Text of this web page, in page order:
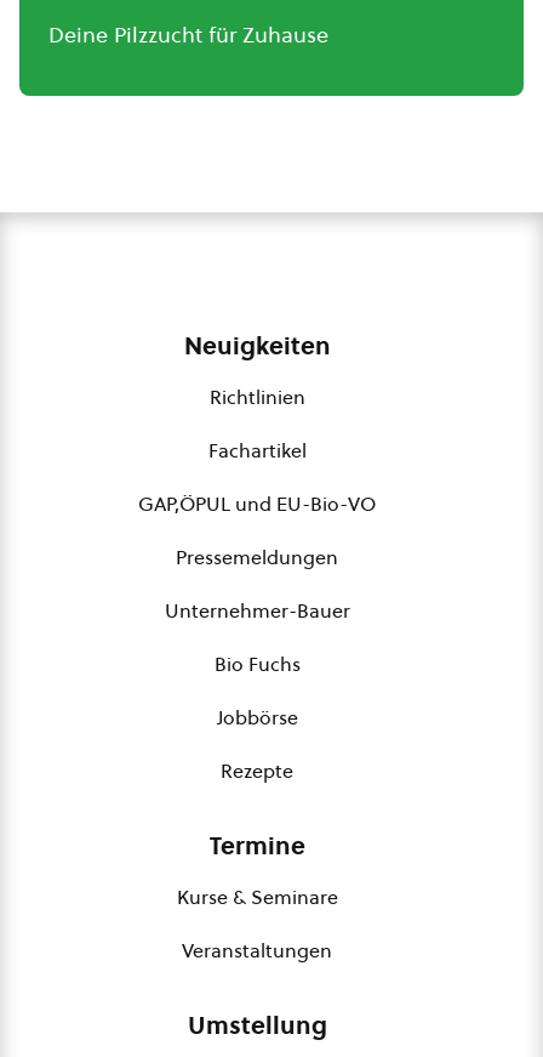
Deine Pilzzucht für Zuhause
Neuigkeiten
Richtlinien
Fachartikel
GAP,ÖPUL und EU-Bio-VO
Pressemeldungen
Unternehmer-Bauer
Bio Fuchs
Jobbörse
Rezepte
Termine
Kurse & Seminare
Veranstaltungen
Umstellung